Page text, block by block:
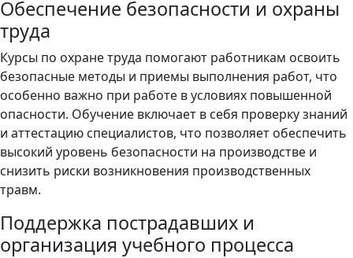
Обеспечение безопасности и охраны
труда
Курсы по охране труда помогают работникам освоить
безопасные методы и приемы выполнения работ, что
особенно важно при работе в условиях повышенной
опасности. Обучение включает в себя проверку знаний
и аттестацию специалистов, что позволяет обеспечить
высокий уровень безопасности на производстве и
снизить риски возникновения производственных
травм.
Поддержка пострадавших и
организация учебного процесса